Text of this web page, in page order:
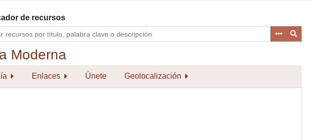
de recursos
Enlaces Únete Geolocalización